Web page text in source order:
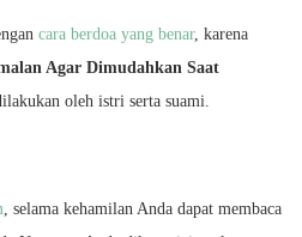
cara berdoa yang benar, karena
Agar Dimudahkan Saat
oleh istri serta suami.
, selama kehamilan Anda dapat membaca